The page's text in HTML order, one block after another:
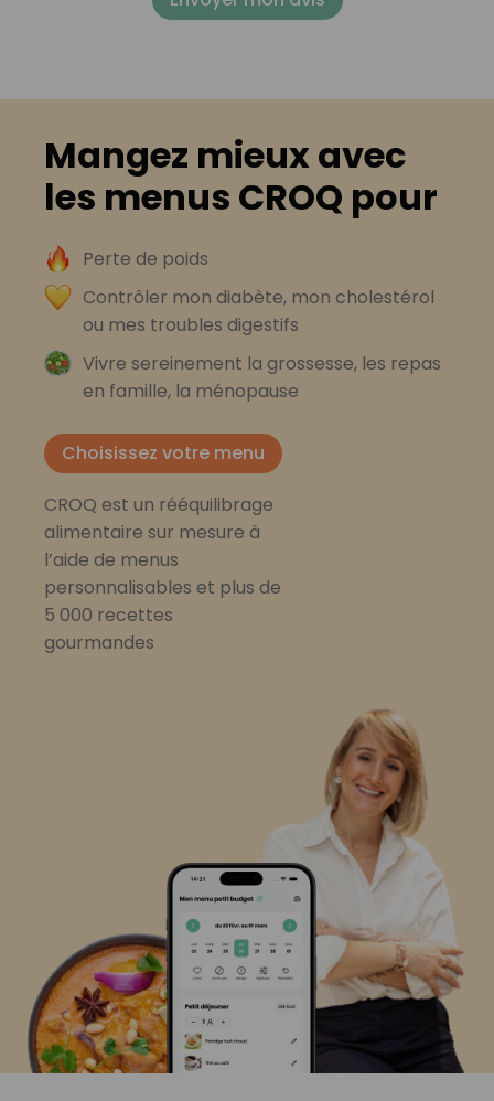
Mangez mieux avec
les menus CROQ pour
Perte de poids
Contrôler mon diabète, mon cholestérol
ou mes troubles digestifs
Vivre sereinement la grossesse, les repas
en famille, la ménopause
Choisissez votre menu
CROQ est un rééquilibrage
alimentaire sur mesure à
l’aide de menus
personnalisables et plus de
5 000 recettes
gourmandes